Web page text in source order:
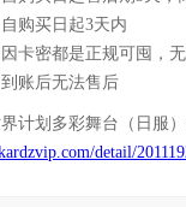
购买日起3天内
卡密都是正规可囤，
账后无法售后
计划多彩舞台（日服
detail/